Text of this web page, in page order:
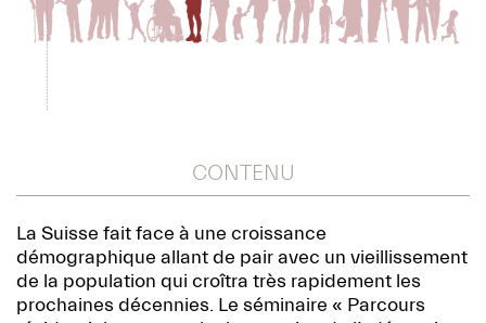
CONTENU
La Suisse fait face à une croissance
démographique allant de pair avec un vieillissement
de la population qui croîtra très rapidement les
prochaines décennies. Le séminaire « Parcours